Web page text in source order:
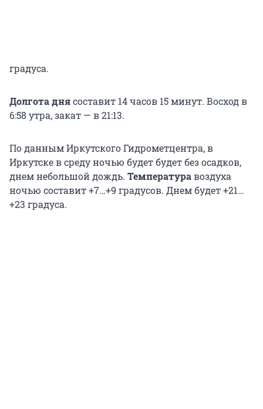
градуса.
Долгота днясоставит 14 часов 15 минут. Восход в
6:58 утра, закат — в 21:13.
По данным Иркутского Гидрометцентра, в
Иркутске в среду ночью будет будет без осадков,
днем небольшой дождь. Температуравоздуха
ночью составит +7…+9 градусов. Днем будет +21…
+23 градуса.